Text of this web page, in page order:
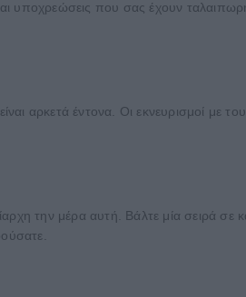
υποχρεώσεις που σας έχουν
αρκετά έντονα. Οι εκνευρισμοί με
την μέρα αυτή. Βάλτε μία σειρά σε